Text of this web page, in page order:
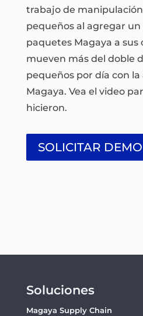
trabajo de
pequeños al agregar
paquetes Magaya a sus
mueven más del doble
pequeños por día con
Magaya. Vea el video
hicieron.
SOLICITAR DEMO
Soluciones
Magaya Supply Chain